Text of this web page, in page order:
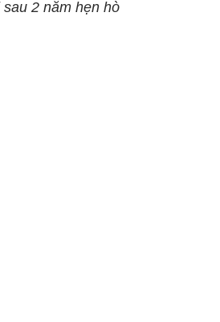
sau 2 năm hẹn hò